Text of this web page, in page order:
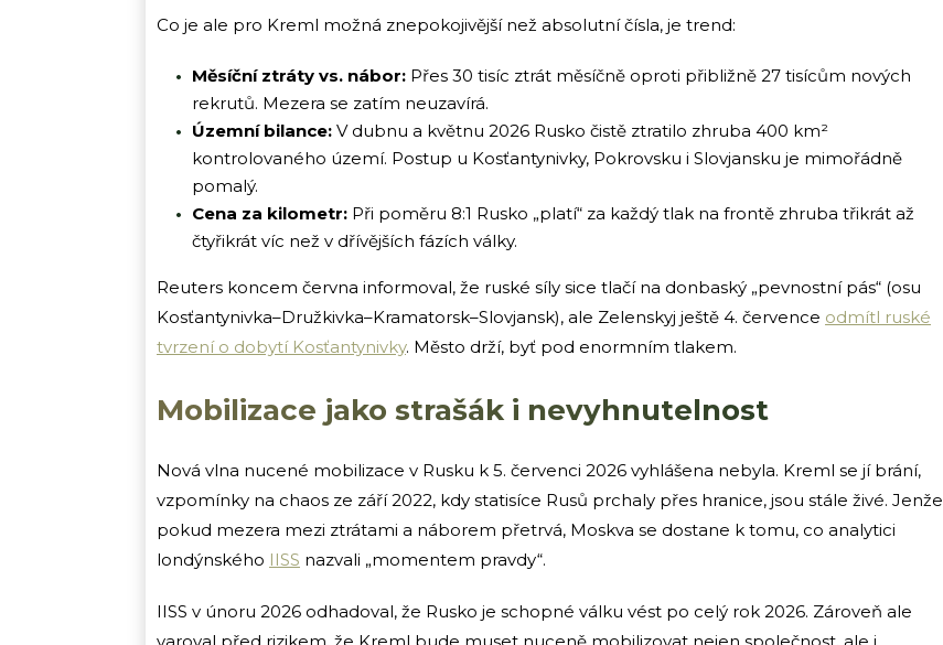
Co je ale pro Kreml možná znepokojivější než absolutní čísla, je trend:
Měsíční ztráty vs. nábor: Přes 30 tisíc ztrát měsíčně oproti přibližně 27 tisícům nových
rekrutů. Mezera se zatím neuzavírá.
Územní bilance: V dubnu a květnu 2026 Rusko čistě ztratilo zhruba 400 km²
kontrolovaného území. Postup u Kosťantynivky, Pokrovsku i Slovjansku je mimořádně
pomalý.
Cena za kilometr: Při poměru 8:1 Rusko „platí“ za každý tlak na frontě zhruba třikrát až
čtyřikrát víc než v dřívějších fázích války.
Reuters koncem června informoval, že ruské síly sice tlačí na donbaský „pevnostní pás“ (osu
Kosťantynivka–Družkivka–Kramatorsk–Slovjansk), ale Zelenskyj ještě 4. července odmítl ruské
tvrzení o dobytí Kosťantynivky. Město drží, byť pod enormním tlakem.
Mobilizace jako strašák i nevyhnutelnost
Nová vlna nucené mobilizace v Rusku k 5. červenci 2026 vyhlášena nebyla. Kreml se jí brání,
vzpomínky na chaos ze září 2022, kdy statisíce Rusů prchaly přes hranice, jsou stále živé. Jenže
pokud mezera mezi ztrátami a náborem přetrvá, Moskva se dostane k tomu, co analytici
londýnského IISS nazvali „momentem pravdy“.
IISS v únoru 2026 odhadoval, že Rusko je schopné válku vést po celý rok 2026. Zároveň ale